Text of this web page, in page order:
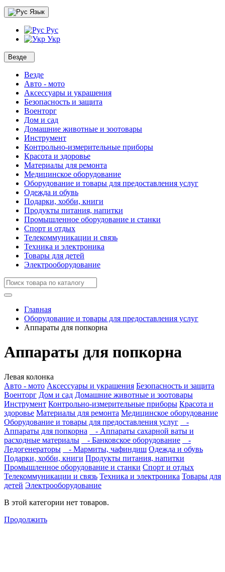
Язык
Рус
Укр
Везде
Везде
Авто - мото
Аксессуары и украшения
Безопасность и защита
Военторг
Дом и сад
Домашние животные и зоотовары
Инструмент
Контрольно-измерительные приборы
Красота и здоровье
Материалы для ремонта
Медицинское оборудование
Оборудование и товары для предоставления услуг
Одежда и обувь
Подарки, хобби, книги
Продукты питания, напитки
Промышленное оборудование и станки
Спорт и отдых
Телекоммуникации и связь
Техника и электроника
Товары для детей
Электрооборудование
Главная
Оборудование и товары для предоставления услуг
Аппараты для попкорна
Аппараты для попкорна
Левая колонка
Авто - мото Аксессуары и украшения Безопасность и защита
Военторг Дом и сад Домашние животные и зоотовары
Инструмент Контрольно-измерительные приборы Красота и
здоровье Материалы для ремонта Медицинское оборудование
Оборудование и товары для предоставления услуг
-
Аппараты для попкорна
- Аппараты сахарной ваты и
расходные материалы
- Банковское оборудование
-
Ледогенераторы
- Мармиты, чафиндиш Одежда и обувь
Подарки, хобби, книги Продукты питания, напитки
Промышленное оборудование и станки Спорт и отдых
Телекоммуникации и связь Техника и электроника Товары для
детей Электрооборудование
В этой категории нет товаров.
Продолжить